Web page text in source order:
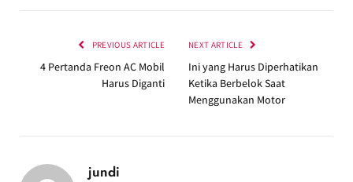
PREVIOUS ARTICLE
4 Pertanda Freon AC Mobil
Harus Diganti
NEXT ARTICLE
Ini yang Harus Diperhatikan
Ketika Berbelok Saat
Menggunakan Motor
jundi